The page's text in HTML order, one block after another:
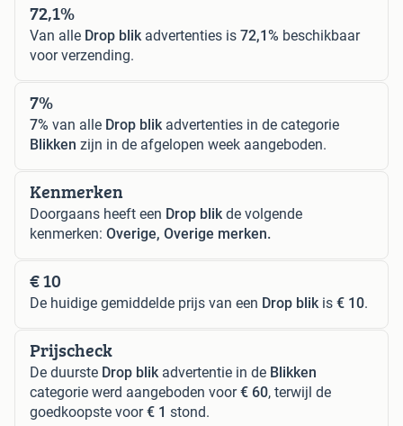
72,1%
Van alle Drop blik advertenties is 72,1% beschikbaar
voor verzending.
7%
7% van alle Drop blik advertenties in de categorie
Blikken zijn in de afgelopen week aangeboden.
Kenmerken
Doorgaans heeft een Drop blik de volgende
kenmerken: Overige, Overige merken.
€ 10
De huidige gemiddelde prijs van een Drop blik is € 10.
Prijscheck
De duurste Drop blik advertentie in de Blikken
categorie werd aangeboden voor€ 60, terwijl de
goedkoopste voor€ 1 stond.